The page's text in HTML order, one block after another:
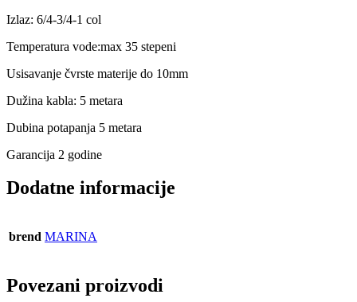
Izlaz: 6/4-3/4-1 col
Temperatura vode:max 35 stepeni
Usisavanje čvrste materije do 10mm
Dužina kabla: 5 metara
Dubina potapanja 5 metara
Garancija 2 godine
Dodatne informacije
brend MARINA
Povezani proizvodi